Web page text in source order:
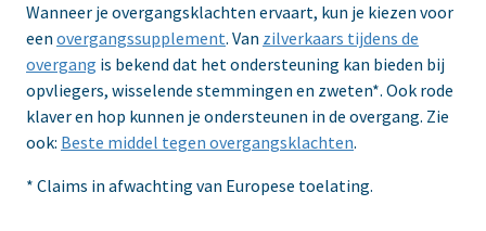
Wanneer je overgangsklachten ervaart, kun je kiezen voor
een overgangssupplement. Van zilverkaars tijdens de
overgang is bekend dat het ondersteuning kan bieden bij
opvliegers, wisselende stemmingen en zweten*. Ook rode
klaver en hop kunnen je ondersteunen in de overgang. Zie
ook: Beste middel tegen overgangsklachten.
* Claims in afwachting van Europese toelating.